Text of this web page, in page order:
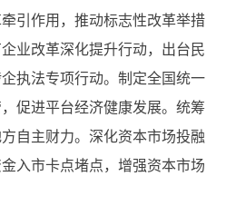
作用，推动标志性改革举措
业改革深化提升行动，出台民
执法专项行动。制定全国统一
促进平台经济健康发展。统筹
自主财力。深化资本市场投融
入市卡点堵点，增强资本市场